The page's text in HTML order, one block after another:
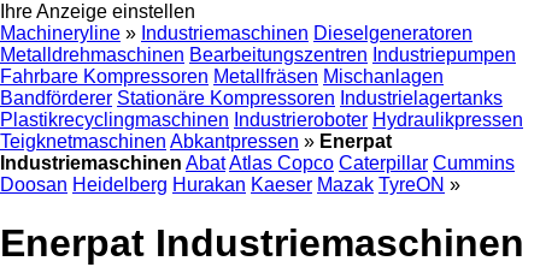
Ihre Anzeige einstellen
Machineryline » Industriemaschinen Dieselgeneratoren
Metalldrehmaschinen Bearbeitungszentren Industriepumpen
Fahrbare Kompressoren Metallfräsen Mischanlagen
Bandförderer Stationäre Kompressoren Industrielagertanks
Plastikrecyclingmaschinen Industrieroboter Hydraulikpressen
Teigknetmaschinen Abkantpressen » Enerpat
Industriemaschinen AbatAtlas Copco Caterpillar Cummins
Doosan Heidelberg Hurakan Kaeser Mazak TyreON »
Enerpat Industriemaschinen